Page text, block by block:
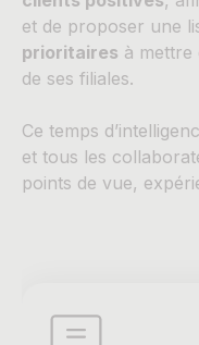
et de proposer une
prioritaires à
de ses filiales.
Ce temps
et tous les
points de vue,